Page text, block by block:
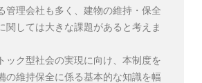
管理会社も多く、建物の維持・保全
関しては大きな課題があると考えま
ック型社会の実現に向け、本制度を
の維持保全に係る基本的な知識を幅